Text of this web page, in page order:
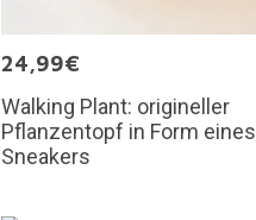
24,99€
Walking Plant: origineller
Pflanzentopf in Form eines
Sneakers